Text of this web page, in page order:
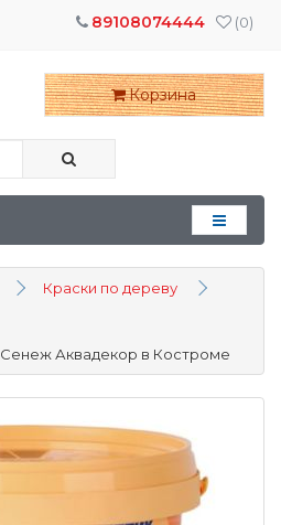
(0)
89108074444
Корзина
Краски по дереву
Сенеж Аквадекор в Костроме